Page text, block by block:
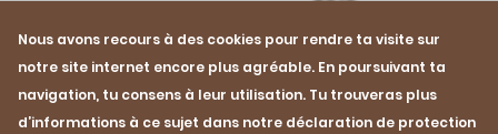
Nous avons recours à des cookies pour rendre ta visite sur
notre site internet encore plus agréable. En poursuivant ta
navigation, tu consens à leur utilisation. Tu trouveras plus
d’informations à ce sujet dans notre déclaration de protection
cuisine dans le monde entier. Tu
découvriras ses aventures ici.
En savoir plus
Au fait, comment
un concours de
Dubach donne des
raconte son parcours.